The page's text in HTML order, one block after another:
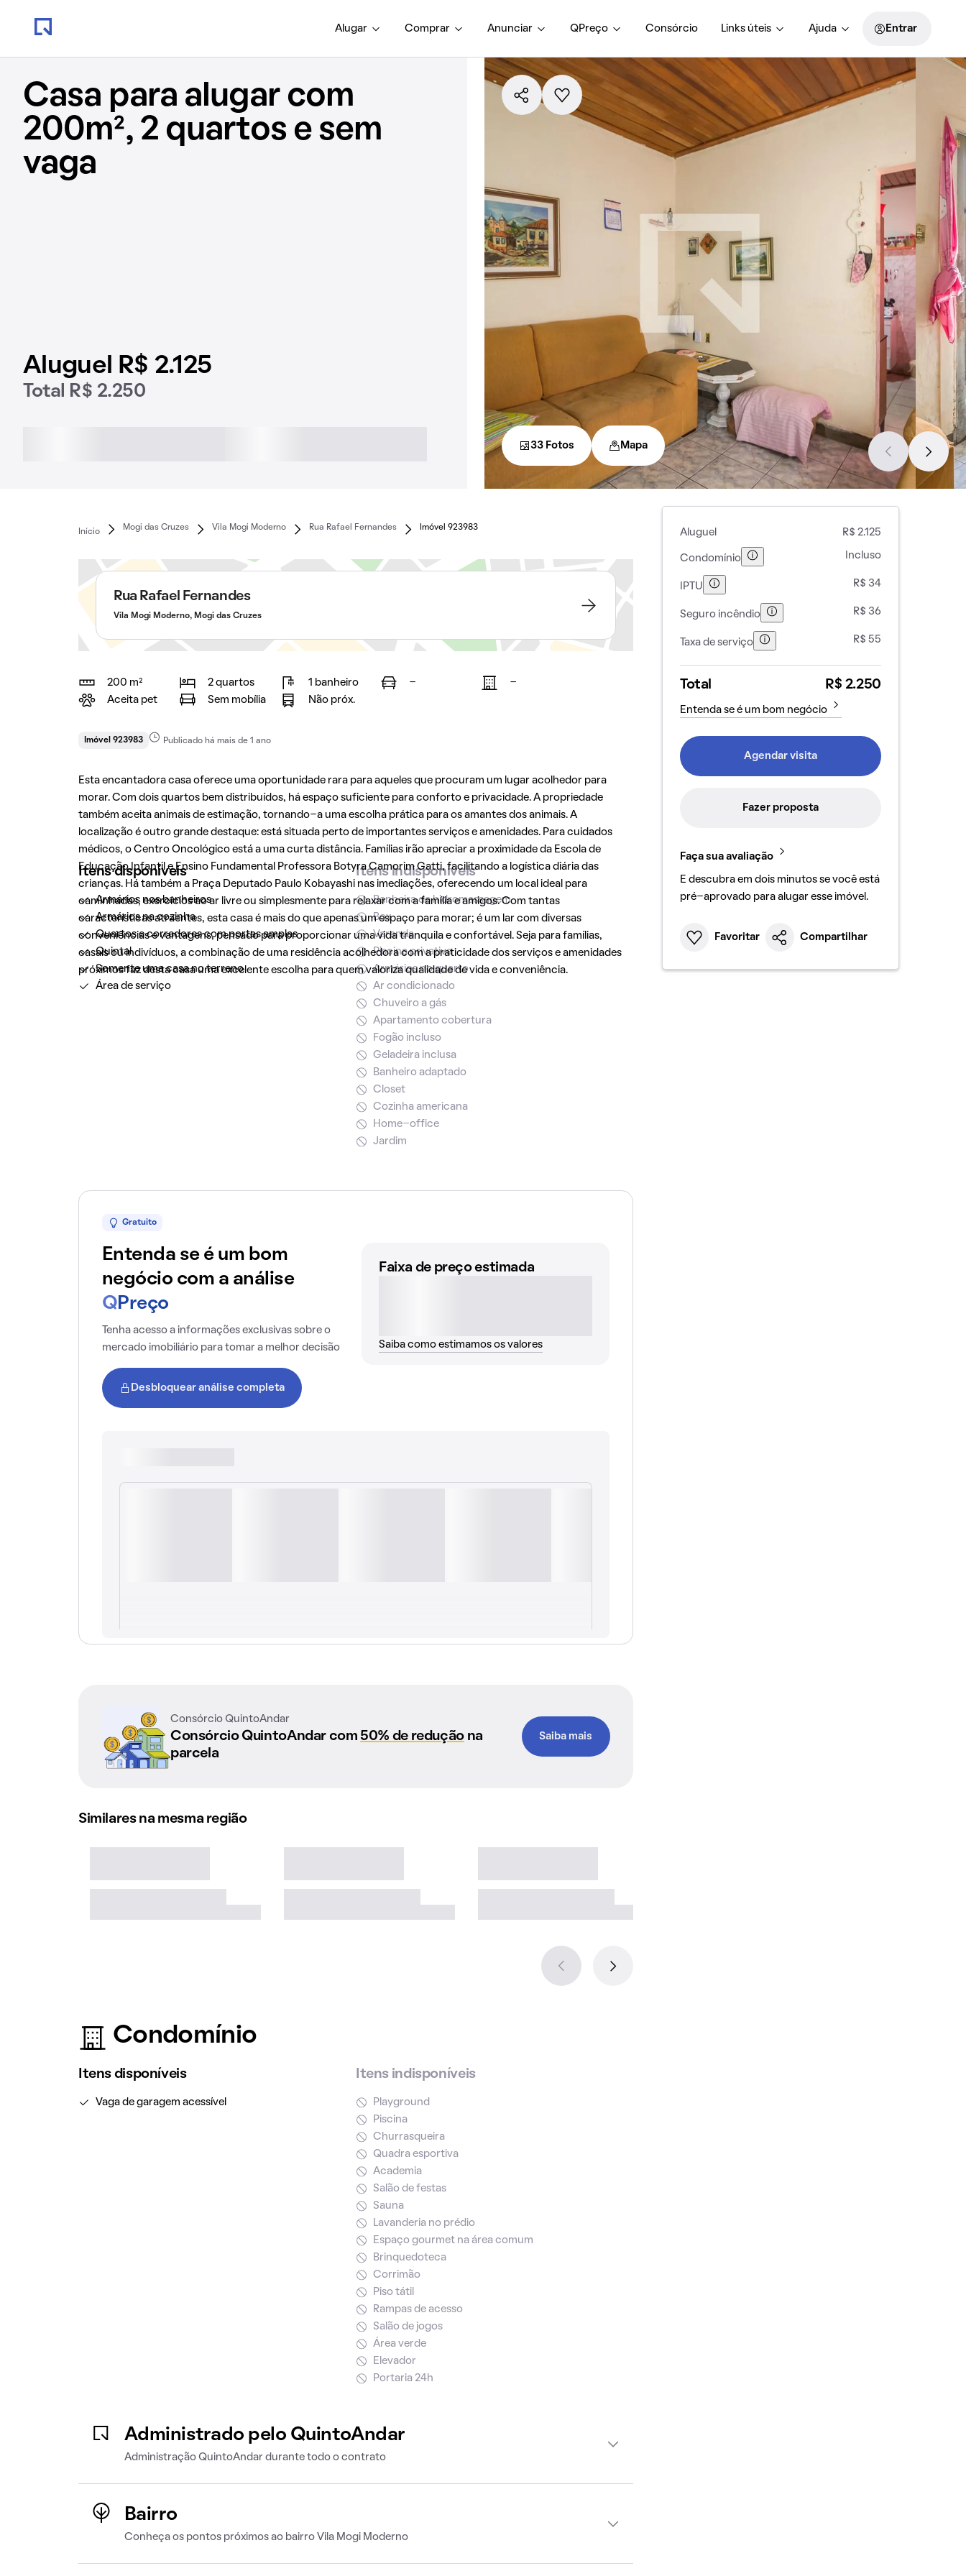
Alugar Comprar Anunciar QPreço Consórcio Links úteis Ajuda Entrar
Casa para alugar com
200m², 2 quartos e sem
vaga
Aluguel R$ 2.125
Total R$ 2.250
33 Fotos Mapa
Início
Mogi das Cruzes Vila Mogi Moderno Rua Rafael Fernandes Imóvel 923983
Rua Rafael Fernandes
Vila Mogi Moderno, Mogi das Cruzes
200 m² 2 quartos 1 banheiro -
-
Aceita pet
Sem mobília Não próx.
Imóvel 923983 Publicado há mais de 1 ano
Esta encantadora casa oferece uma oportunidade rara para aqueles que procuram um lugar acolhedor para
morar. Com dois quartos bem distribuídos, há espaço suficiente para conforto e privacidade. A propriedade
também aceita animais de estimação, tornando-a uma escolha prática para os amantes dos animais. A
localização é outro grande destaque: está situada perto de importantes serviços e amenidades. Para cuidados
médicos, o Centro Oncológico está a uma curta distância. Famílias irão apreciar a proximidade da Escola de
Educação Infantil e Ensino Fundamental Professora Botyra Camorim Gatti, facilitando a logística diária das
crianças. Há também a Praça Deputado Paulo Kobayashi nas imediações, oferecendo um local ideal para
caminhadas, exercícios ao ar livre ou simplesmente para relaxar com a família e amigos. Com tantas
características atraentes, esta casa é mais do que apenas um espaço para morar; é um lar com diversas
conveniências e vantagens, pensado para proporcionar uma vida tranquila e confortável. Seja para famílias,
casais ou indivíduos, a combinação de uma residência acolhedora com a praticidade dos serviços e amenidades
próximos faz desta casa uma excelente escolha para quem valoriza qualidade de vida e conveniência.
Itens disponíveis
Armários nos banheiros
Armários na cozinha
Quartos e corredores com portas amplas
Quintal
Somente uma casa no terreno
Área de serviço
Itens indisponíveis
Banheira de hidromassagem
Box
Varanda
Piscina privativa
Armários no quarto
Ar condicionado
Chuveiro a gás
Apartamento cobertura
Fogão incluso
Geladeira inclusa
Banheiro adaptado
Closet
Cozinha americana
Home-office
Jardim
Gratuito
Entenda se é um bom
negócio com a análise
Q Preço
Tenha acesso a informações exclusivas sobre o
mercado imobiliário para tomar a melhor decisão
Desbloquear análise completa
Faixa de preço estimada
Saiba como estimamos os valores
Consórcio QuintoAndar
Consórcio QuintoAndar com 50% de reduçãona
parcela
Saiba mais
Similares na mesma região
Condomínio
Itens disponíveis
Vaga de garagem acessível
Itens indisponíveis
Playground
Piscina
Churrasqueira
Quadra esportiva
Academia
Salão de festas
Sauna
Lavanderia no prédio
Espaço gourmet na área comum
Brinquedoteca
Corrimão
Piso tátil
Rampas de acesso
Salão de jogos
Área verde
Elevador
Portaria 24h
Administrado pelo QuintoAndar
Administração QuintoAndar durante todo o contrato
Bairro
Conheça os pontos próximos ao bairro Vila Mogi Moderno
Aluguel R$ 2.125
Condomínio Incluso
IPTU R$ 34
Seguro incêndio R$ 36
Taxa de serviço R$ 55
Total R$ 2.250
Entenda se é um bom negócio
Agendar visita
Fazer proposta
Faça sua avaliação
E descubra em dois minutos se você está
pré-aprovado para alugar esse imóvel.
Favoritar Compartilhar